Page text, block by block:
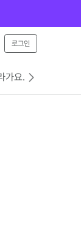
로그인
가요.